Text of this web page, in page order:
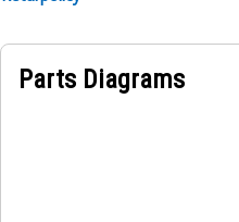
Parts Diagrams